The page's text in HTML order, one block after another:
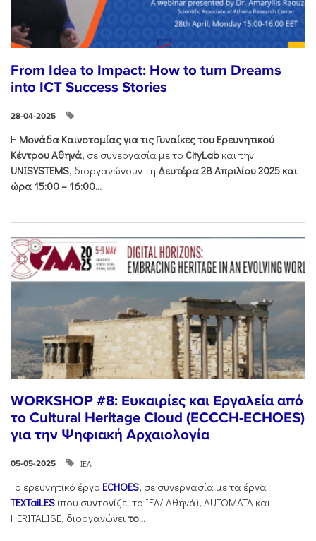
From Idea to Impact: How to turn Dreams
into ICT Success Stories
28-04-2025
Η Μονάδα Καινοτομίας για τις Γυναίκες του Ερευνητικού
Κέντρου Αθηνά, σε συνεργασία με το CityLab και την
UNISYSTEMS, διοργανώνουν τη Δευτέρα 28 Απριλίου 2025 και
ώρα 15:00 – 16:00...
WORKSHOP #8: Ευκαιρίες και Εργαλεία από
το Cultural Heritage Cloud (ECCCH-ECHOES)
για την Ψηφιακή Αρχαιολογία
05-05-2025 ΙΕΛ
Το ερευνητικό έργο ECHOES, σε συνεργασία με τα έργα
TEXTaiLES (που συντονίζει το ΙΕΛ/ Αθηνά), AUTOMATA και
HERITALISE, διοργανώνειτο...